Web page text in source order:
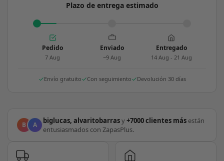
Plazo de entrega estimado
Pedido
7 Aug
Enviado
~9 Aug
Entregado
14 Aug - 21 Aug
Envío gratuito Con seguimiento Devolución 30 días
B A biglucas, alvaritobarrasy+7000 clientes más están
entusiasmados con ZapasPlus.